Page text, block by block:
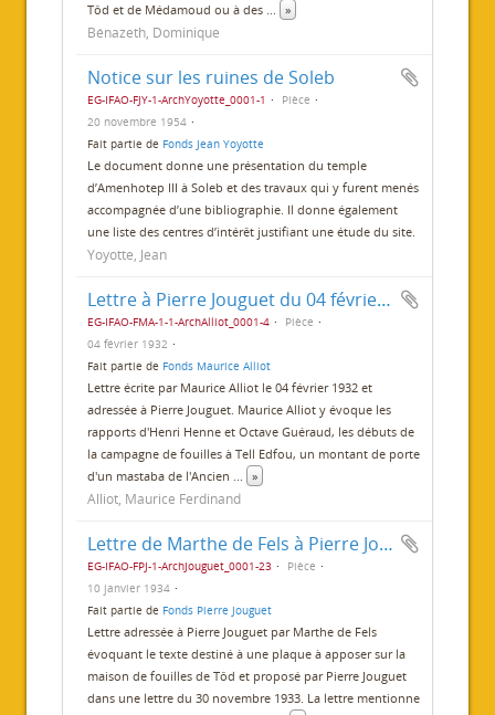
Tôd et de Médamoud ou à des ... »
Bénazeth, Dominique
Notice sur les ruines de Soleb
EG-IFAO-FJY-1-ArchYoyotte_0001-1
Pièce
20 novembre 1954
Fait partie de Fonds Jean Yoyotte
Le document donne une présentation du temple
d’Amenhotep III à Soleb et des travaux qui y furent menés
accompagnée d’une bibliographie. Il donne également
une liste des centres d’intérêt justifiant une étude du site.
Yoyotte, Jean
Lettre à Pierre Jouguet du 04 février 1932
EG-IFAO-FMA-1-1-ArchAlliot_0001-4
Pièce
04 février 1932
Fait partie de Fonds Maurice Alliot
Lettre écrite par Maurice Alliot le 04 février 1932 et
adressée à Pierre Jouguet. Maurice Alliot y évoque les
rapports d'Henri Henne et Octave Guéraud, les débuts de
la campagne de fouilles à Tell Edfou, un montant de porte
d'un mastaba de l'Ancien ... »
Alliot, Maurice Ferdinand
Lettre de Marthe de Fels à Pierre Jouguet
EG-IFAO-FPJ-1-ArchJouguet_0001-23
Pièce
10 janvier 1934
Fait partie de Fonds Pierre Jouguet
Lettre adressée à Pierre Jouguet par Marthe de Fels
évoquant le texte destiné à une plaque à apposer sur la
maison de fouilles de Tôd et proposé par Pierre Jouguet
dans une lettre du 30 novembre 1933. La lettre mentionne